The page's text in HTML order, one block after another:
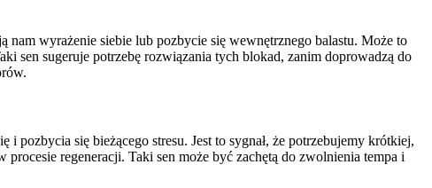
nam wyrażenie siebie lub pozbycie się wewnętrznego balastu. Może to
sen sugeruje potrzebę rozwiązania tych blokad, zanim doprowadzą do
i pozbycia się bieżącego stresu. Jest to sygnał, że potrzebujemy krótkiej,
regeneracji. Taki sen może być zachętą do zwolnienia tempa i